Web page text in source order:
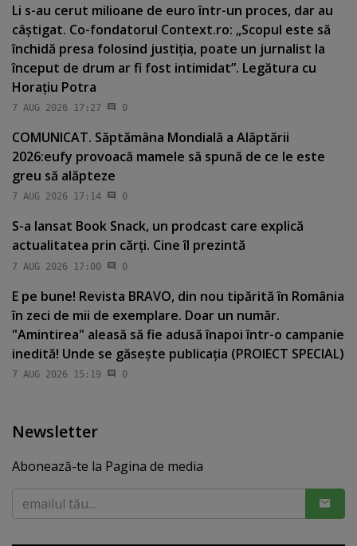
Li s-au cerut milioane de euro într-un proces, dar au
câştigat. Co-fondatorul Context.ro: „Scopul este să
închidă presa folosind justiţia, poate un jurnalist la
început de drum ar fi fost intimidat”. Legătura cu
Horaţiu Potra
7 AUG 2026 17:27 0
COMUNICAT. Săptămâna Mondială a Alăptării
2026:eufy provoacă mamele să spună de ce le este
greu să alăpteze
7 AUG 2026 17:14 0
S-a lansat Book Snack, un prodcast care explică
actualitatea prin cărţi. Cine îl prezintă
7 AUG 2026 17:00 0
E pe bune! Revista BRAVO, din nou tipărită în România
în zeci de mii de exemplare. Doar un număr.
"Amintirea" aleasă să fie adusă înapoi într-o campanie
inedită! Unde se găseşte publicaţia (PROIECT SPECIAL)
7 AUG 2026 15:19 0
Newsletter
Abonează-te la Pagina de media